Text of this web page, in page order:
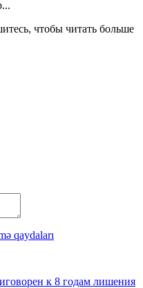
чтобы читать больше
qaydaları